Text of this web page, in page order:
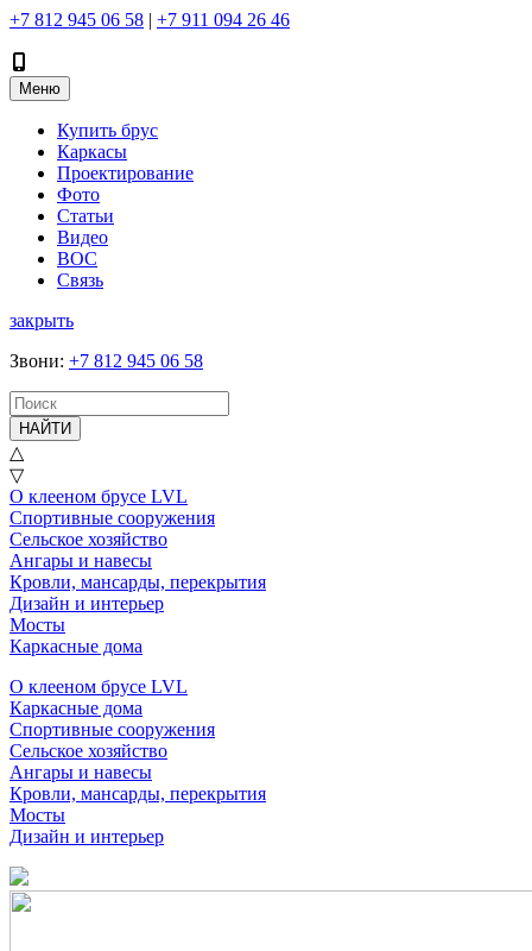
+7 812 945 06 58 | +7 911 094 26 46
Меню
Купить брус
Каркасы
Проектирование
Фото
Статьи
Видео
ВОС
Связь
закрыть
Звони: +7 812 945 06 58
НАЙТИ
△
▽
О клееном брусе LVL
Спортивные сооружения
Сельское хозяйство
Ангары и навесы
Кровли, мансарды, перекрытия
Дизайн и интерьер
Мосты
Каркасные дома
О клееном брусе LVL
Каркасные дома
Спортивные сооружения
Сельское хозяйство
Ангары и навесы
Кровли, мансарды, перекрытия
Мосты
Дизайн и интерьер